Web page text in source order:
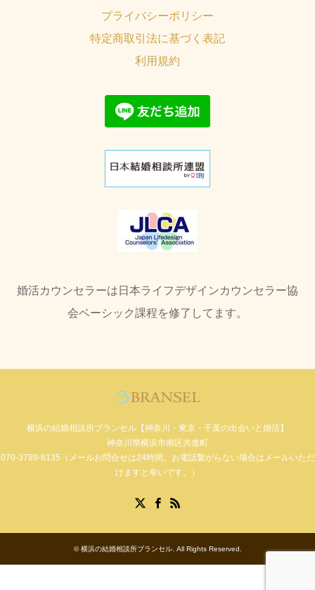
プライバシーポリシー
特定商取引法に基づく表記
利用規約
婚活カウンセラーは日本ライフデザインカウンセラー協
会ベーシック課程を修了してます。
横浜の結婚相談所ブランセル【神奈川・東京・千葉の出会いと婚活】
神奈川県横浜市南区共進町
070-3789-8135（メールお問合せは24時間。お電話繋がらない場合はメールいただ
けますと幸いです。）
©横浜の結婚相談所ブランセル. All Rights Reserved.